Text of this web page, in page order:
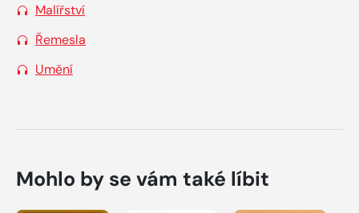
Malířství
Řemesla
Umění
Mohlo by se vám také líbit